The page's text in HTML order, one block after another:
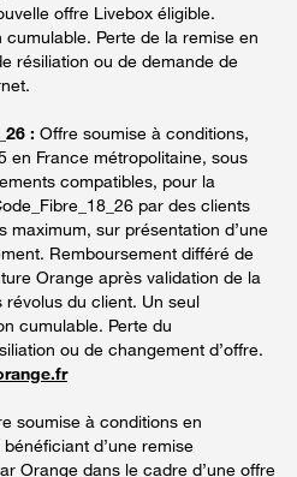
offre Livebox éligible.
Perte de la remise en
résiliation ou de demande de
: Offre soumise à conditions,
en France métropolitaine, sous
compatibles, pour la
par des clients
maximum, sur présentation d’une
Remboursement différé de
Orange après validation de la
révolus du client. Un seul
cumulable. Perte du
ou de changement d’offre.
soumise à conditions en
d’une remise
Orange dans le cadre d’une offre